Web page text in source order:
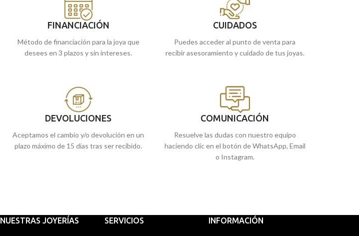
FINANCIACIÓN
Método de financiación para la joya que
desees en 3 plazos y sin intereses.
CUIDADOS
Puedes acceder al punto de venta para
recibir asesoramiento y cuidado de tus joyas.
DEVOLUCIONES
Aceptamos el cambio y/o devolución en un
plazo máximo de 15 días tras ser recibido.
COMUNICACIÓN
Resuelve las dudas con nuestro equipo
haciendo clic en el botón de WhatsApp, Email
o Instagram.
NUESTRAS JOYERÍAS SERVICIOS INFORMACIÓN